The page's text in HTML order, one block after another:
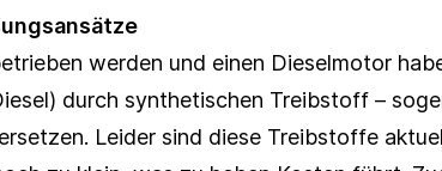
werden und einen Dieselmotor
durch synthetischen Treibstoff –
Leider sind diese Treibstoffe